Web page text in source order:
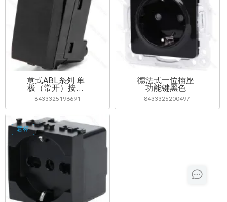
意式ABL系列 单
极（常开）按钮
开关（黑色）
8433325196691
德法式一位插座
功能键黑色
8433325200497
意标